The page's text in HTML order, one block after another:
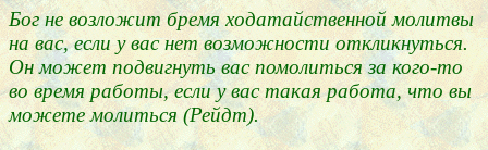
Бог не возложит бремя ходатайственной молитвы
на вас, если у вас нет возможности откликнуться.
Он может подвигнуть вас помолиться за кого-то
во время работы, если у вас такая работа, что вы
можете молиться (Рейдт).